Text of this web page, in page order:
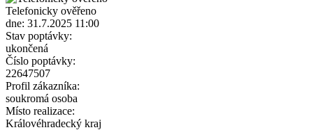
Telefonicky ověřeno
dne: 31.7.2025 11:00
Stav poptávky:
ukončená
Číslo poptávky:
22647507
Profil zákazníka:
soukromá osoba
Místo realizace:
Královéhradecký kraj